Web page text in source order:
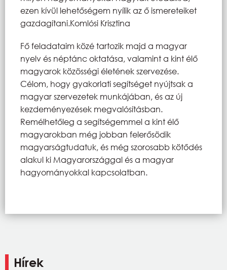
ezen kívül lehetőségem nyílik az ő ismereteiket
gazdagítani.Komlósi Krisztina
Fő feladataim közé tartozik majd a magyar
nyelv és néptánc oktatása, valamint a kint élő
magyarok közösségi életének szervezése.
Célom, hogy gyakorlati segítséget nyújtsak a
magyar szervezetek munkájában, és az új
kezdeményezések megvalósításban.
Remélhetőleg a segítségemmel a kint élő
magyarokban még jobban felerősödik
magyarságtudatuk, és még szorosabb kötődés
alakul ki Magyarországgal és a magyar
hagyományokkal kapcsolatban.
Hírek